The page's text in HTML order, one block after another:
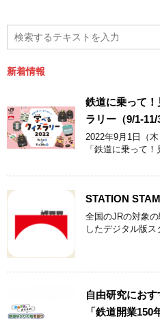
新着情報
鉄道に乗って
ラリー（9/1-11/
2022年9月1日（
「鉄道に乗って
STATION
全国のJRの対象
したデジタル版
自由研究にお
「鉄道開業